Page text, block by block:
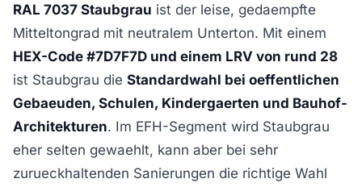
RAL 7037 Staubgrau ist der leise, gedaempfte
Mitteltongrad mit neutralem Unterton. Mit einem
HEX-Code #7D7F7D und einem LRV von rund 28
ist Staubgrau die Standardwahl bei oeffentlichen
Gebaeuden, Schulen, Kindergaerten und Bauhof-
Architekturen. Im EFH-Segment wird Staubgrau
eher selten gewaehlt, kann aber bei sehr
zurueckhaltenden Sanierungen die richtige Wahl